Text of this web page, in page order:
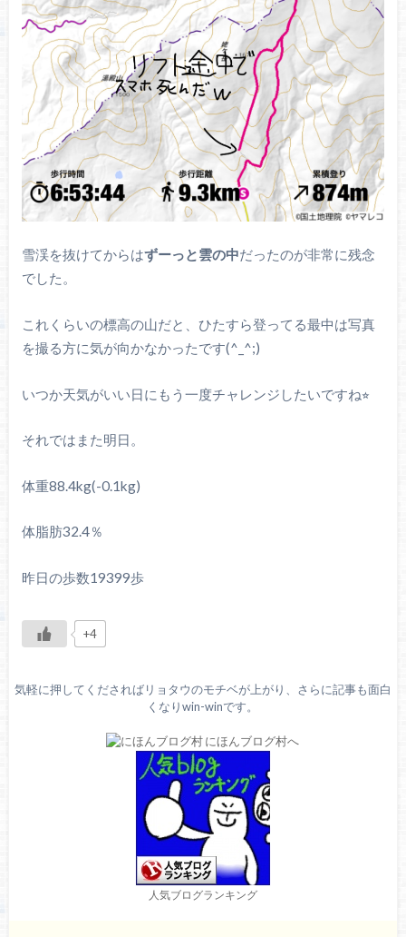
雪渓を抜けてからはずーっと雲の中だったのが非常に残念
でした。
これくらいの標高の山だと、ひたすら登ってる最中は写真
を撮る方に気が向かなかったです(^_^;)
いつか天気がいい日にもう一度チャレンジしたいですね⭐︎
それではまた明日。
体重88.4kg(-0.1kg)
体脂肪32.4％
昨日の歩数19399歩
+4
気軽に押してくださればリョタウのモチベが上がり、さらに記事も面白
くなりwin-winです。
人気ブログランキング